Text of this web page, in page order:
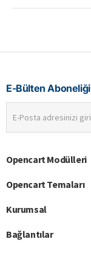
E-Bülten Aboneliği
Posta
adresinizi
Opencart Modülleri
Opencart Temaları
Kurumsal
Bağlantılar